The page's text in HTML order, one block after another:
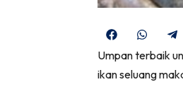
Share
on
Facebook
Share
on
Umpan terbaik
ikan seluang